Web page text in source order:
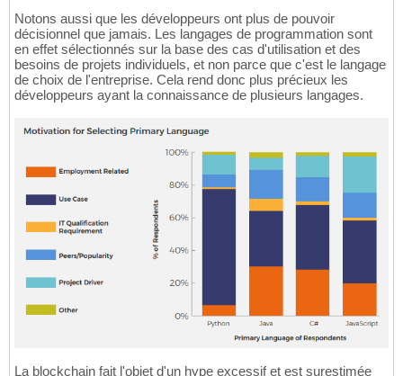
Notons aussi que les développeurs ont plus de pouvoir
décisionnel que jamais. Les langages de programmation sont
en effet sélectionnés sur la base des cas d'utilisation et des
besoins de projets individuels, et non parce que c'est le langage
de choix de l'entreprise. Cela rend donc plus précieux les
développeurs ayant la connaissance de plusieurs langages.
La blockchain fait l'objet d'un hype excessif et est surestimée